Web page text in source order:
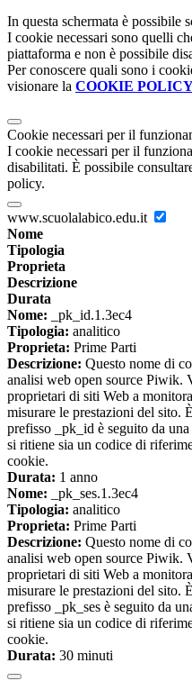
In questa schermata è possibile
I cookie necessari sono quelli
piattaforma e non è possibile
Per conoscere quali sono i
visionare la COOKIE
Cookie necessari per il
I cookie necessari per il
disabilitati. È possibile
policy.
www.scuolalabico.edu.it
Nome
Tipologia
Proprieta
Descrizione
Durata
Nome: _pk_id.1.3ec4
Tipologia: analitico
Proprieta: Prime Parti
Descrizione: Questo nome di
analisi web open source Piwik.
proprietari di siti Web a
misurare le prestazioni del sito.
prefisso _pk_id è seguito da
si ritiene sia un codice di
cookie.
Durata: 1 anno
Nome: _pk_ses.1.3ec4
Tipologia: analitico
Proprieta: Prime Parti
Descrizione: Questo nome di
analisi web open source Piwik.
proprietari di siti Web a
misurare le prestazioni del sito.
prefisso _pk_ses è seguito da
si ritiene sia un codice di
cookie.
Durata: 30 minuti